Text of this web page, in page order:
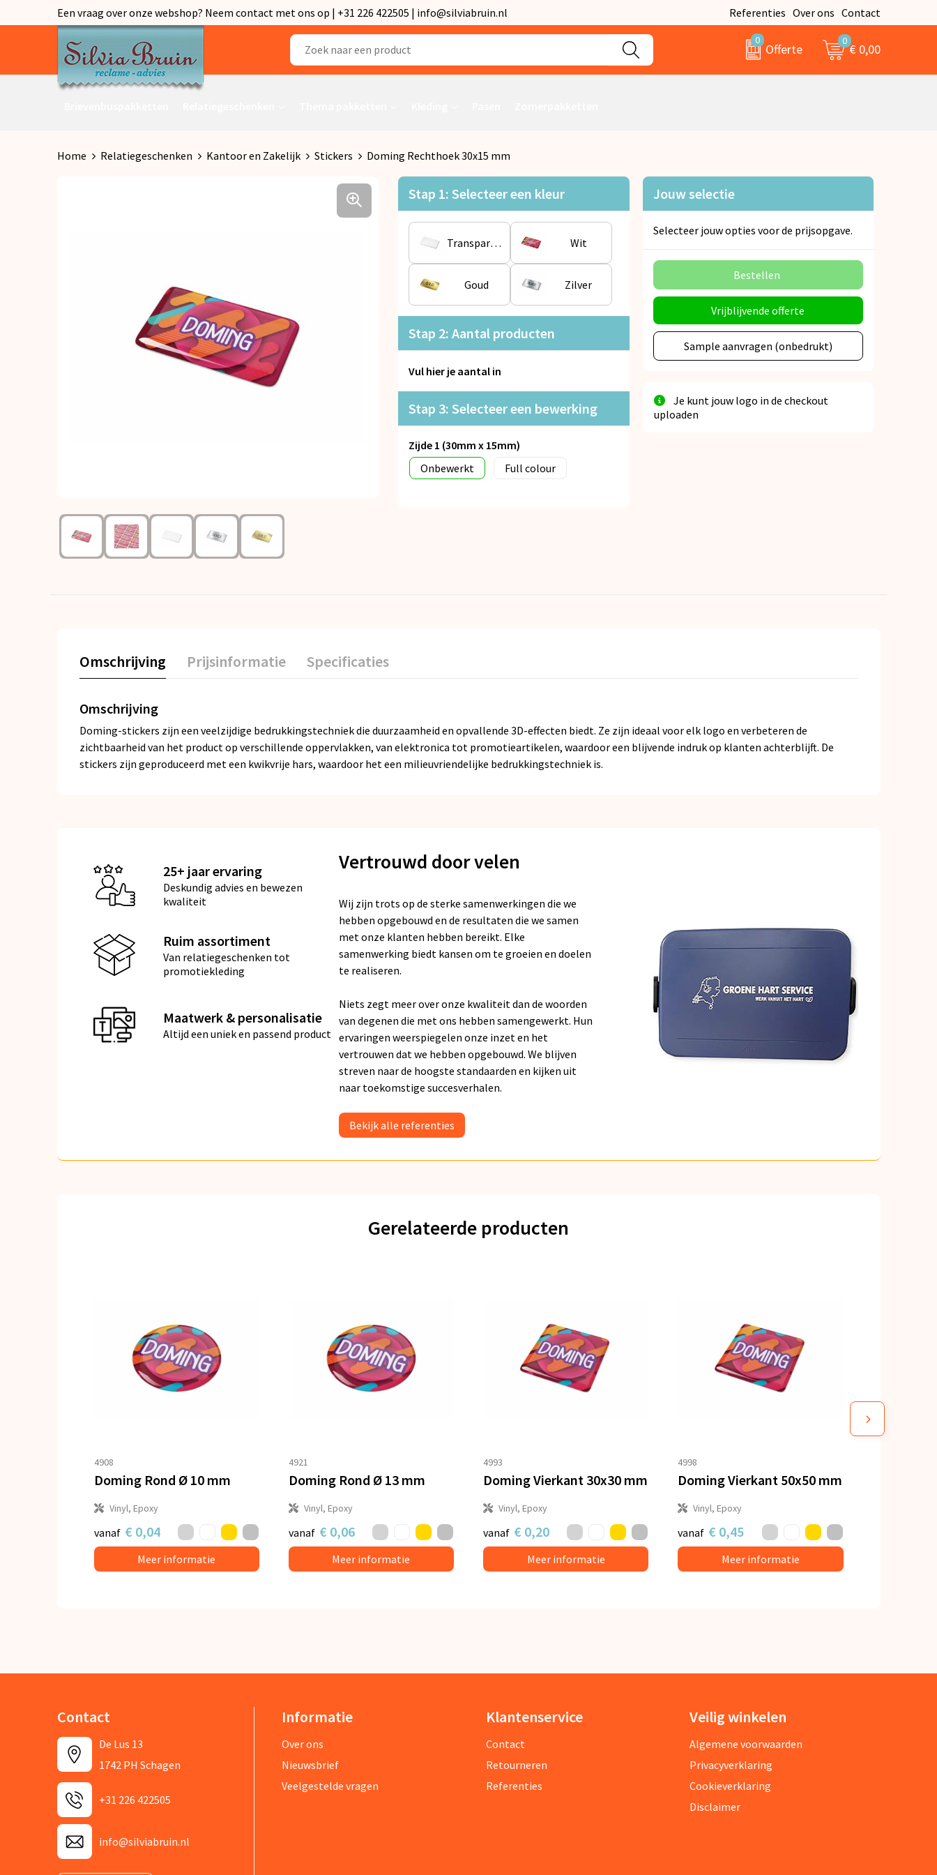
Een vraag over onze webshop? Neem contact met ons op | +31 226 422505 | info@silviabruin.nl Referenties Over ons Contact
0
Offerte
0
€ 0,00
Home Relatiegeschenken Kantoor en Zakelijk Stickers Doming Rechthoek 30x15 mm
Stap 1: Selecteer een kleur
Transparant Wit
Goud Zilver
Stap 2: Aantal producten
Vul hier je aantal in
Stap 3: Selecteer een bewerking
Zijde 1 (30mm x 15mm)
Onbewerkt
Full colour
Jouw selectie
Selecteer jouw opties voor de prijsopgave.
Bestellen
Vrijblijvende offerte
Sample aanvragen (onbedrukt)
Je kunt jouw logo in de checkout
uploaden
Omschrijving Prijsinformatie Specificaties
Omschrijving
Doming-stickers zijn een veelzijdige bedrukkingstechniek die duurzaamheid en opvallende 3D-effecten biedt. Ze zijn ideaal voor elk logo en verbeteren de
zichtbaarheid van het product op verschillende oppervlakken, van elektronica tot promotieartikelen, waardoor een blijvende indruk op klanten achterblijft. De
stickers zijn geproduceerd met een kwikvrije hars, waardoor het een milieuvriendelijke bedrukkingstechniek is.
25+ jaar ervaring
Deskundig advies en bewezen
kwaliteit
Ruim assortiment
Van relatiegeschenken tot
promotiekleding
Maatwerk & personalisatie
Altijd een uniek en passend product
Vertrouwd door velen
Wij zijn trots op de sterke samenwerkingen die we
hebben opgebouwd en de resultaten die we samen
met onze klanten hebben bereikt. Elke
samenwerking biedt kansen om te groeien en doelen
te realiseren.
Niets zegt meer over onze kwaliteit dan de woorden
van degenen die met ons hebben samengewerkt. Hun
ervaringen weerspiegelen onze inzet en het
vertrouwen dat we hebben opgebouwd. We blijven
streven naar de hoogste standaarden en kijken uit
naar toekomstige succesverhalen.
Bekijk alle referenties
Gerelateerde producten
4908
Doming Rond Ø 10 mm
Vinyl, Epoxy
vanaf € 0,04
Meer informatie
4921
Doming Rond Ø 13 mm
Vinyl, Epoxy
vanaf € 0,06
Meer informatie
4993
Doming Vierkant 30x30 mm
Vinyl, Epoxy
vanaf € 0,20
Meer informatie
4998
Doming Vierkant 50x50 mm
Vinyl, Epoxy
vanaf € 0,45
Meer informatie
Contact
De Lus 13
1742 PH Schagen
+31 226 422505
info@silviabruin.nl
Informatie
Over ons
Nieuwsbrief
Veelgestelde vragen
Klantenservice
Contact
Retourneren
Referenties
Veilig winkelen
Algemene voorwaarden
Privacyverklaring
Cookieverklaring
Disclaimer